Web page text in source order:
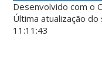
Desenvolvido com o
Última atualização
11:11:43